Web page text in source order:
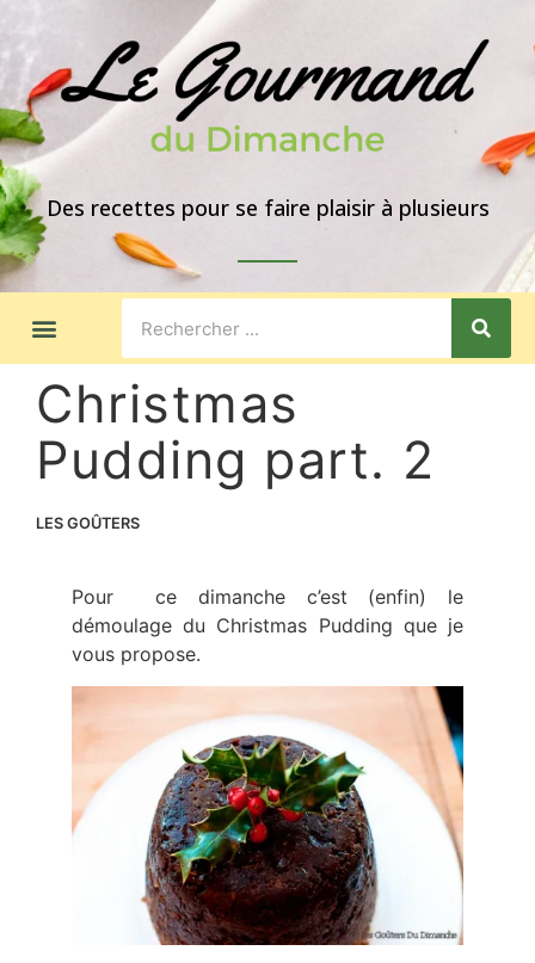
Des recettes pour se faire plaisir à plusieurs
Christmas
Pudding part. 2
LES GOÛTERS
Pour ce dimanche c’est (enfin) le
démoulage du Christmas Pudding que je
vous propose.